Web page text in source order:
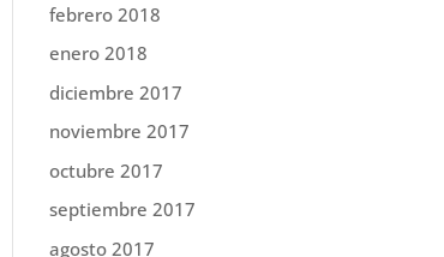
febrero 2018
enero 2018
diciembre 2017
noviembre 2017
octubre 2017
septiembre 2017
agosto 2017